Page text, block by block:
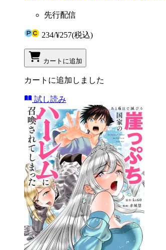
先行配信
234/¥257(税込)
カートに追加
カートに追加しました
試し読み